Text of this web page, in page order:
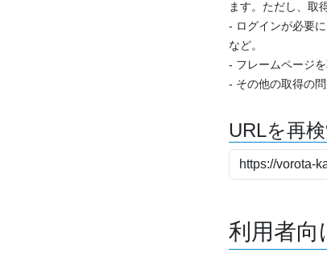
ます。ただし、取
- ログインが必要
など。
- フレームページ
- その他の取得の
URLを再
利用者向